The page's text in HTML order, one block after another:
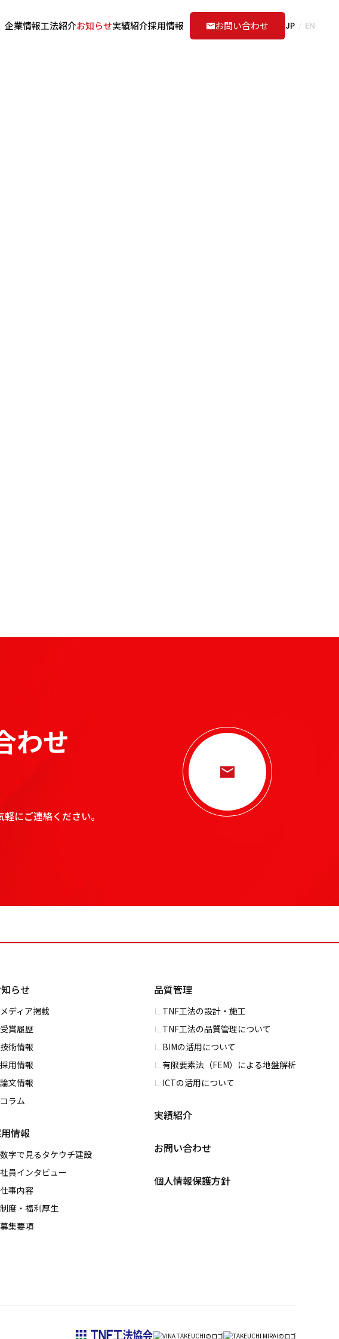
企業情報工法紹介お知らせ実績紹介採用情報 お問い合わせ JP EN
わせ
にご連絡ください。
らせ
メディア掲載
受賞履歴
技術情報
採用情報
論文情報
コラム
情報
数字で⾒るタケウチ建設
社員インタビュー
仕事内容
制度・福利厚⽣
募集要項
品質管理
TNF工法の設計・施工
TNF工法の品質管理について
BIMの活用について
有限要素法（FEM）による地盤解析
ICTの活用について
実績紹介
お問い合わせ
個人情報保護方針